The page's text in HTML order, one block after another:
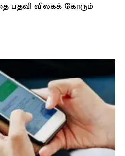
பதவி விலகக் கோரும்